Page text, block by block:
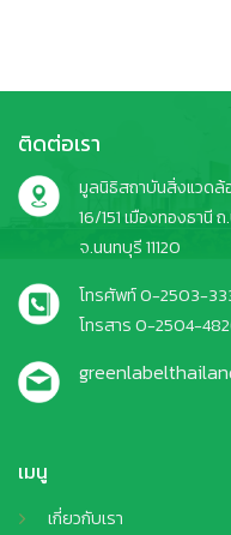
เมนู
เกี่ยวกับเรา
ติดต่อเรา
มูลนิธิสถาบันสิ่งแวดล้
16/151 เมืองทองธานี
จ.นนทบุรี 11120
โทรศัพท์ 0-2503-
โทรสาร 0-2504-